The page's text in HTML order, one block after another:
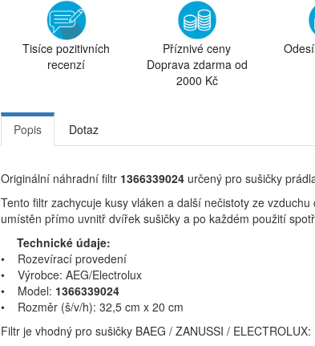
Tisíce pozitivních
recenzí
Příznivé ceny
Doprava zdarma od
2000 Kč
Popis Dotaz
Originální náhradní filtr 1366339024 určený pro sušičky
Tento filtr zachycuje kusy vláken a další nečistoty ze
umístěn přímo uvnitř dvířek sušičky a po každém použití
Technické údaje:
• Rozevírací provedení
• Výrobce: AEG/Electrolux
• Model: 1366339024
• Rozměr (š/v/h): 32,5 cm x 20 cm
Filtr je vhodný pro sušičky BAEG / ZANUSSI / ELECTROLUX: